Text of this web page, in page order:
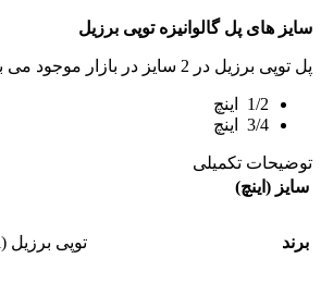
سایز های پل گالوانیزه توپی برزیل
پل توپی برزیل در 2 سایز در بازار موجود می باشد:
1/2 اینچ
3/4 اینچ
توضیحات تکمیلی
سایز (اینچ)
برند توپی برزیل (TUPY Brazil)